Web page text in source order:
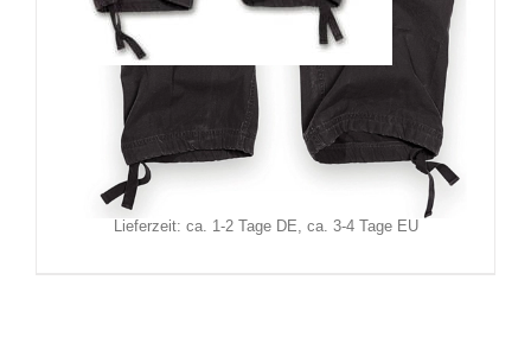
Brandit Hose Pure Vintage
59,90
Lieferzeit: ca. 1-2 Tage DE, ca. 3-4 Tage EU